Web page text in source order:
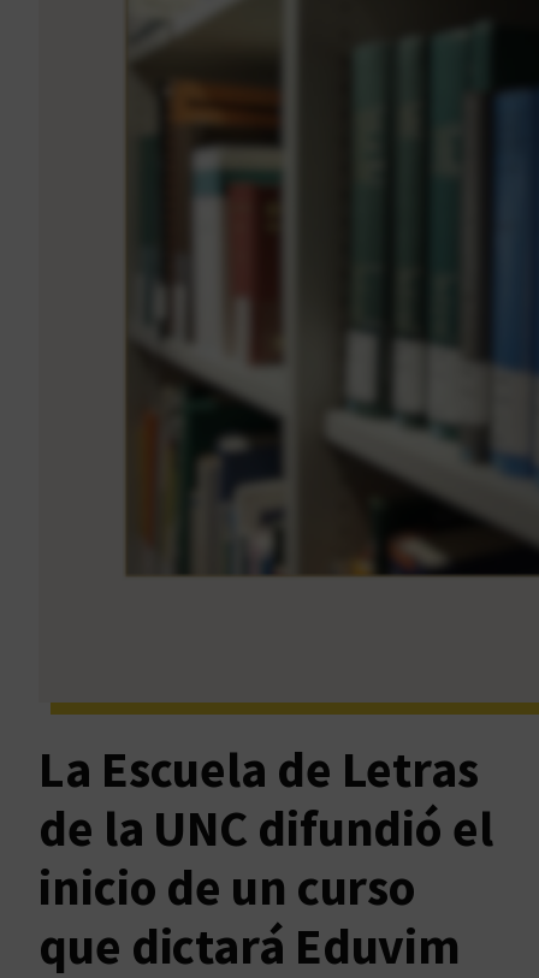
La Escuela de Letras
de la UNC difundió el
inicio de un curso
que dictará Eduvim